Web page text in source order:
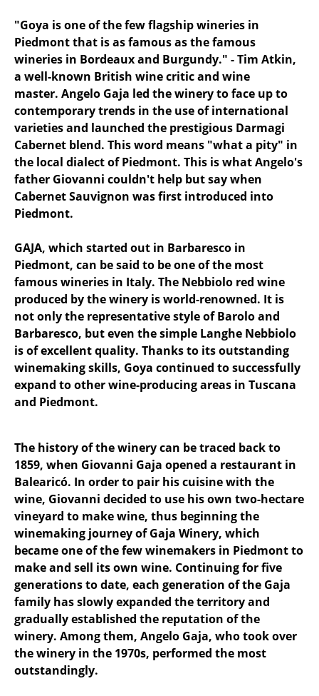
"Goya is one of the few flagship wineries in
Piedmont that is as famous as the famous
wineries in Bordeaux and Burgundy." - Tim Atkin,
a well-known British wine critic and wine
master. Angelo Gaja led the winery to face up to
contemporary trends in the use of international
varieties and launched the prestigious Darmagi
Cabernet blend. This word means "what a pity" in
the local dialect of Piedmont. This is what Angelo's
father Giovanni couldn't help but say when
Cabernet Sauvignon was first introduced into
Piedmont.
GAJA, which started out in Barbaresco in
Piedmont, can be said to be one of the most
famous wineries in Italy. The Nebbiolo red wine
produced by the winery is world-renowned. It is
not only the representative style of Barolo and
Barbaresco, but even the simple Langhe Nebbiolo
is of excellent quality. Thanks to its outstanding
winemaking skills, Goya continued to successfully
expand to other wine-producing areas in Tuscana
and Piedmont.
The history of the winery can be traced back to
1859, when Giovanni Gaja opened a restaurant in
Balearicó. In order to pair his cuisine with the
wine, Giovanni decided to use his own two-hectare
vineyard to make wine, thus beginning the
winemaking journey of Gaja Winery, which
became one of the few winemakers in Piedmont to
make and sell its own wine. Continuing for five
generations to date, each generation of the Gaja
family has slowly expanded the territory and
gradually established the reputation of the
winery. Among them, Angelo Gaja, who took over
the winery in the 1970s, performed the most
outstandingly.